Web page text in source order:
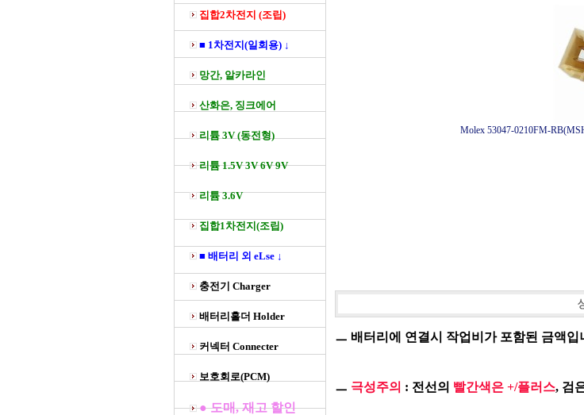
집합2차전지 (조립)
■ 1차전지(일회용) ↓
망간, 알카라인
산화은, 징크에어
리튬 3V (동전형)
리튬 1.5V 3V 6V 9V
리튬 3.6V
집합1차전지(조립)
■ 배터리 외 eLse ↓
충전기 Charger
배터리홀더 Holder
커넥터 Connecter
보호회로(PCM)
● 도매, 재고 할인
Molex 53047-0210FM-
ㅡ 배터리에 연결시 작업비가 포함된 금액입
ㅡ 극성주의 : 전선의 빨간색은 +/플러스, 검